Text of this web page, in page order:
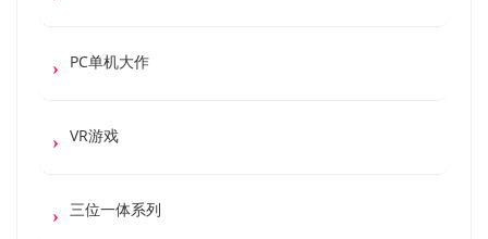
PC单机大作
VR游戏
三位一体系列